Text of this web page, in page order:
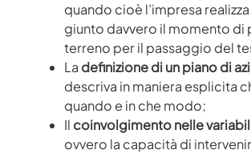
quando cioè l’impresa
giunto davvero il momento di
terreno per il passaggio del
La definizione di un piano di
descriva in maniera esplicita
quando e in che modo;
Il coinvolgimento nelle
ovvero la capacità di